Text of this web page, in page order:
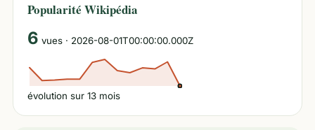
Popularité Wikipédia
6 vues · 2026-08-01T00:00:00.000Z
évolution sur 13 mois